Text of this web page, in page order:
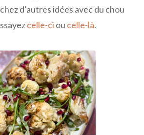
d’autres idées avec du chou
celle-ci ou celle-là.